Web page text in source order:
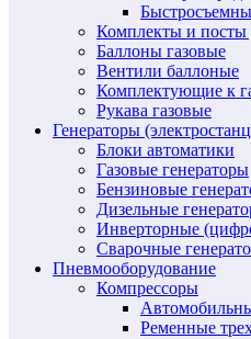
Комплекты и посты
Баллоны газовые
Вентили баллоные
Комплектующие к
Рукава газовые
Генераторы
Блоки автоматики
Газовые генераторы
Бензиновые
Дизельные
Инверторные
Сварочные
Пневмооборудование
Компрессоры
Ременные